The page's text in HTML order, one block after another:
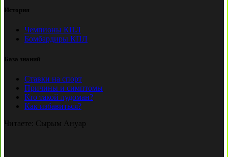
История
Чемпионы КПЛ
Бомбардиры КПЛ
База знаний
Ставки на спорт
Причины и симптомы
Кто такой лудоман?
Как избавиться?
Читаете: Сырым Ануар